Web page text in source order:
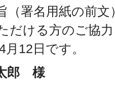
署名用紙の前
だける方のご協
12日です。
郎 様